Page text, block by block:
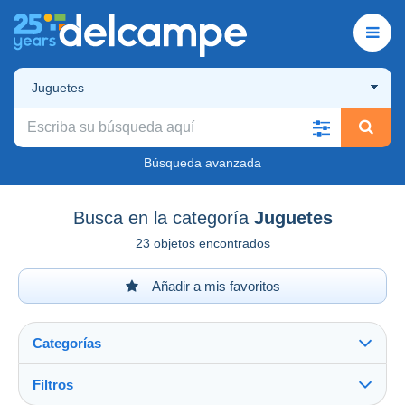
Juguetes
Búsqueda avanzada
Busca en la categoría Juguetes
23 objetos encontrados
Añadir a mis favoritos
Categorías
Filtros